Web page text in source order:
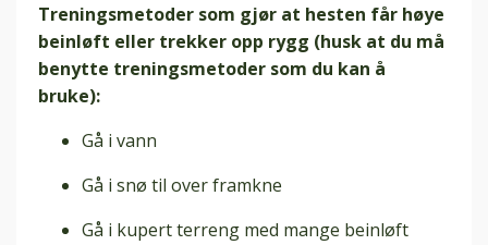
Treningsmetoder som gjør at hesten får høye
beinløft eller trekker opp rygg (husk at du må
benytte treningsmetoder som du kan å
bruke):
Gå i vann
Gå i snø til over framkne
Gå i kupert terreng med mange beinløft